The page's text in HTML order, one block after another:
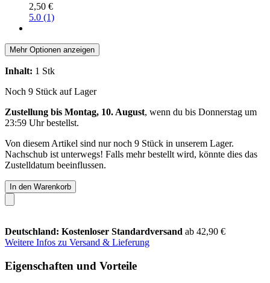
2,50 €
5.0 (1)
Mehr Optionen anzeigen
Inhalt: 1 Stk
Noch 9 Stück auf Lager
Zustellung bis Montag, 10. August, wenn du bis Donnerstag um
23:59 Uhrbestellst.
Von diesem Artikel sind nur noch 9 Stück in unserem Lager.
Nachschub ist unterwegs! Falls mehr bestellt wird, könnte dies das
Zustelldatum beeinflussen.
In den Warenkorb
Deutschland: Kostenloser Standardversand ab 42,90 €
Weitere Infos zu Versand & Lieferung
Eigenschaften und Vorteile